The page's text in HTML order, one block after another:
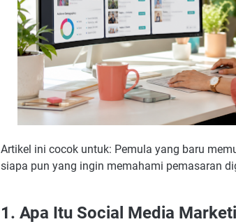
Artikel ini cocok untuk: Pemula yang baru
siapa pun yang ingin memahami pemasaran
1. Apa Itu Social Media